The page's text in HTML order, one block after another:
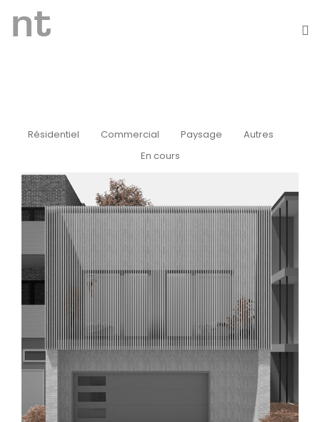
Résidentiel Commercial Paysage
Autres
En cours